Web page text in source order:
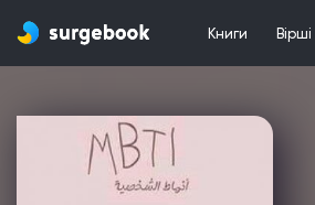
Книги Вірші